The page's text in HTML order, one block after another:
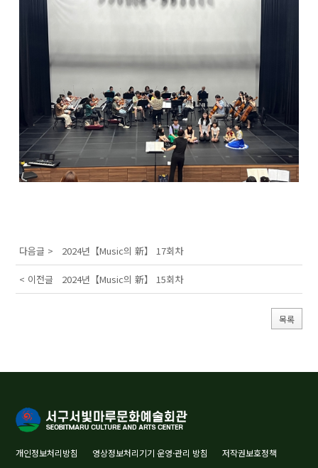
다음글 > 2024년【Music의 新】 17회차
< 이전글 2024년【Music의 新】 15회차
목록
개인정보처리방침 영상정보처리기기 운영·관리 방침 저작권보호정책